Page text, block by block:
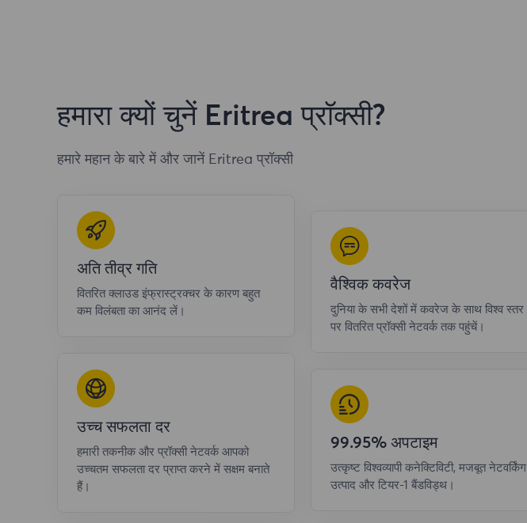
हमारा क्यों चुनें Eritrea प्रॉक्सी?
हमारे महान के बारे में और जानें Eritrea प्रॉक्सी
अति तीव्र गति
वितरित क्लाउड इंफ्रास्ट्रक्चर के कारण बहुत
कम विलंबता का आनंद लें।
उच्च सफलता दर
हमारी तकनीक और प्रॉक्सी नेटवर्क आपको
उच्चतम सफलता दर प्राप्त करने में सक्षम बनाते
हैं।
वैश्विक कवरेज
दुनिया के सभी देशों में कवरेज के साथ विश्व स्तर
पर वितरित प्रॉक्सी नेटवर्क तक पहुंचें।
99.95% अपटाइम
उत्कृष्ट विश्वव्यापी कनेक्टिविटी, मजबूत नेटवर्किंग
उत्पाद और टियर-1 बैंडविड्थ।